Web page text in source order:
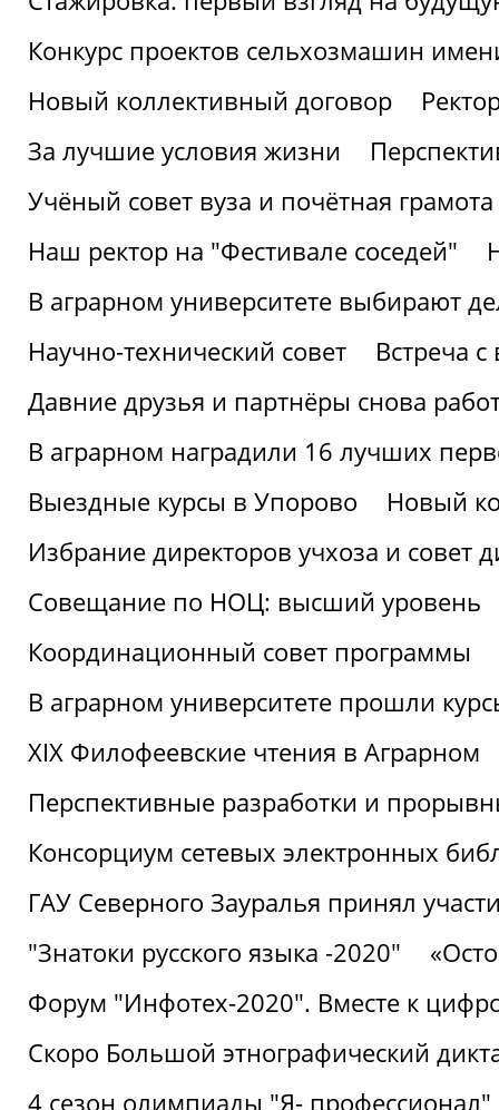
Конкурс проектов сельхозмашин
Новый коллективный договор
За лучшие условия жизни
Учёный совет вуза и почётная
Наш ректор на "Фестивале соседей"
В аграрном университете выбирают
Научно-технический совет
Встреча
Давние друзья и партнёры снова
В аграрном наградили 16 лучших
Выездные курсы в Упорово
Новый
Избрание директоров учхоза и совет
Совещание по НОЦ: высший уровень
Координационный совет программы
В аграрном университете прошли
XIX Филофеевские чтения в Аграрном
Перспективные разработки и
Консорциум сетевых электронных
ГАУ Северного Зауралья принял
"Знатоки русского языка -2020"
Форум "Инфотех-2020". Вместе к
Скоро Большой этнографический
4 сезон олимпиады "Я- профессионал"